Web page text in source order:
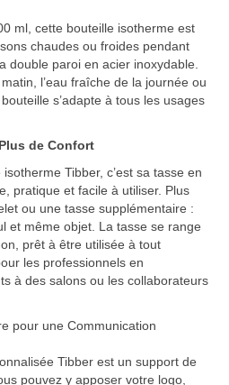
Visibilité
ml, cette bouteille isotherme est
chaudes ou froides pendant
double paroi en acier inoxydable.
l’eau fraîche de la journée ou
s’adapte à tous les usages
de Confort
Tibber, c’est sa tasse en
pratique et facile à utiliser. Plus
ou une tasse supplémentaire :
et même objet. La tasse se range
prêt à être utilisée à tout
les professionnels en
à des salons ou les collaborateurs
pour une Communication
Tibber est un support de
pouvez y apposer votre logo,